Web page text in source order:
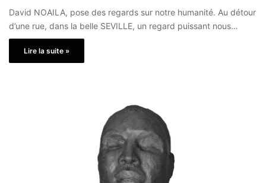
David NOAILA, pose des regards sur notre humanité. Au détour
d’une rue, dans la belle SEVILLE, un regard puissant nous…
Lire la suite »